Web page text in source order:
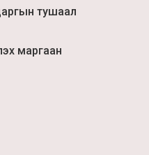
тушаал
маргаан